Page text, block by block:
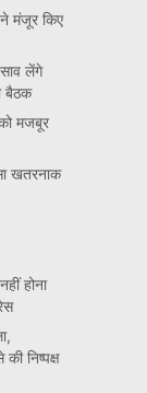
ने मंजूर किए
लेंगे
बैठक
मजबूर
खतरनाक
होना
निष्पक्ष